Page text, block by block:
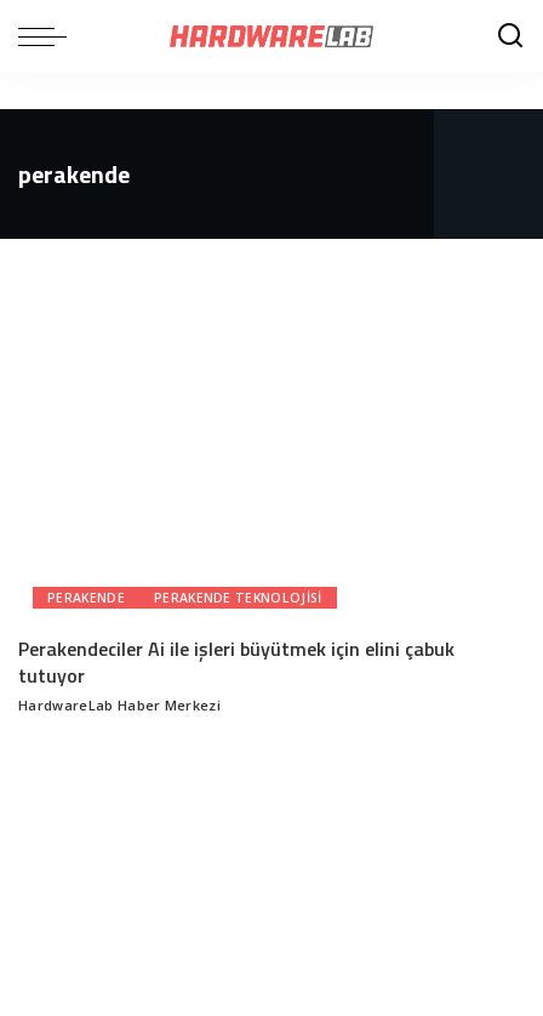
perakende
PERAKENDE PERAKENDE TEKNOLOJISI
Perakendeciler Ai ile işleri büyütmek için elini çabuk
tutuyor
Posted
HardwareLab Haber Merkezi